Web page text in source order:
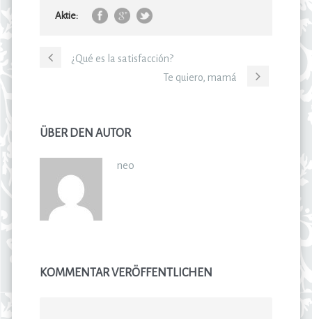
Aktie:
¿Qué es la satisfacción?
Te quiero, mamá
ÜBER DEN AUTOR
neo
KOMMENTAR VERÖFFENTLICHEN